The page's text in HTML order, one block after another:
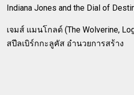
Indiana Jones and the Dial of
เจมส์ แมนโกลด์ (The Wolverine,
สปีลเบิร์กกะลูคัส อำนวยการสร้าง